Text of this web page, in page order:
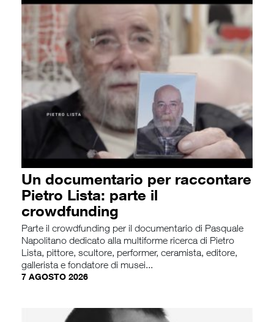
Un documentario per raccontare
Pietro Lista: parte il
crowdfunding
Parte il crowdfunding per il documentario di Pasquale
Napolitano dedicato alla multiforme ricerca di Pietro
Lista, pittore, scultore, performer, ceramista, editore,
gallerista e fondatore di musei...
7 AGOSTO 2026